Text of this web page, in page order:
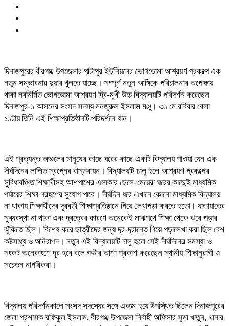
দিনাজপুরের বীরগঞ্জ উপজেলার পাল্টাপুর ইউনিয়নের ভোগডোমা আশ্রয়ণ প্রকল্পে এক
নতুন সম্ভাবনার দুয়ার খুলতে যাচ্ছে। সম্পূর্ণ নতুন আঙ্গিকে পরিচালনার অপেক্ষায়
থাকা নবনির্মিত ভোগডোমা আশ্রয়ণ দ্বি-মুখী উচ্চ বিদ্যালয়টি পরিদর্শন করেছেন
দিনাজপুর-১ আসনের সংসদ সদস্য মনজুরুল ইসলাম মঞ্জু। ৩১ মে রবিবার বেলা
১১টায় তিনি এই শিক্ষাপ্রতিষ্ঠানটি পরিদর্শনে যান।
এই প্রত্যন্ত অঞ্চলের মানুষের কাছে ঘরের কাছে একটি বিদ্যালয় পাওয়া যেন এক
দীর্ঘদিনের লালিত স্বপ্নের বাস্তবায়ন। বিদ্যালয়টি চালু হলে আশ্রয়ণ প্রকল্পের
সুবিধাবঞ্চিত শিক্ষার্থীসহ আশপাশের এলাকার ছেলে-মেয়েরা ঘরের কাছেই মাধ্যমিক
পর্যায়ের শিক্ষা গ্রহণের সুযোগ পাবে। দীর্ঘদিন ধরে এখানে কোনো মাধ্যমিক বিদ্যালয়
না থাকায় শিক্ষার্থীদের দূরবর্তী শিক্ষাপ্রতিষ্ঠানে গিয়ে লেখাপড়া করতে হতো। যাতায়াতের
সুব্যবস্থা না থাকা এবং দূরত্বের কারণে অনেকেই মাঝপথে শিক্ষা থেকে ঝরে পড়ার
ঝুঁকিতে ছিল। বিশেষ করে ছাত্রীদের জন্য দূর-দূরান্তে গিয়ে পড়ালেখা করা ছিল বেশ
কষ্টসাধ্য ও অনিরাপদ। নতুন এই বিদ্যালয়টি চালু হলে সেই দীর্ঘদিনের সমস্যা ও
সংকট অনেকাংশে দূর হবে বলে গভীর আশা প্রকাশ করেছেন স্থানীয় শিক্ষানুরাগী ও
সচেতন নাগরিকরা।
বিদ্যালয় পরিদর্শনকালে সংসদ সদস্যের সঙ্গে একাত্ম হয়ে উপস্থিত ছিলেন দিনাজপুরের
জেলা প্রশাসক রফিকুল ইসলাম, বীরগঞ্জ উপজেলা নির্বাহী অফিসার সুমা খাতুন, থানার